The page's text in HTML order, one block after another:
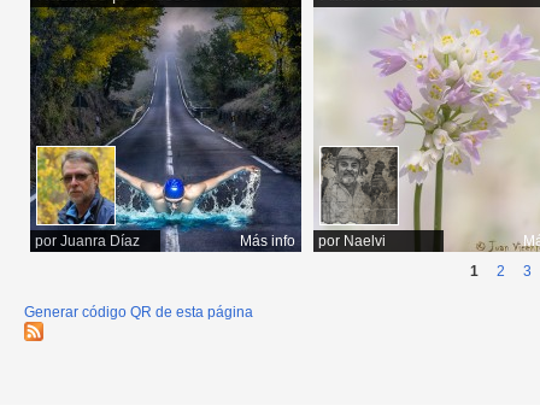
por Juanra Díaz Más info por Naelvi
1 2 3
Generar código QR de esta página